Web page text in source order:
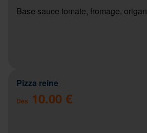
Base sauce tomate, fromage, origan
Pizza reine
Dès 10.00 €